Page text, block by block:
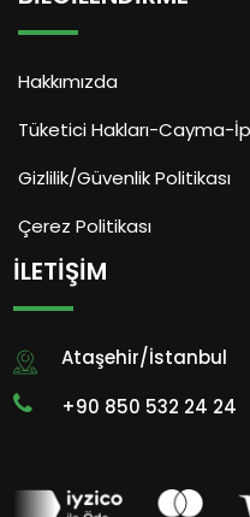
Hakkımızda
Tüketici Hakları-Cayma-
Gizlilik/Güvenlik Politikası
Çerez Politikası
İLETIŞIM
Ataşehir/İstanbul
+90 850 532 24 24